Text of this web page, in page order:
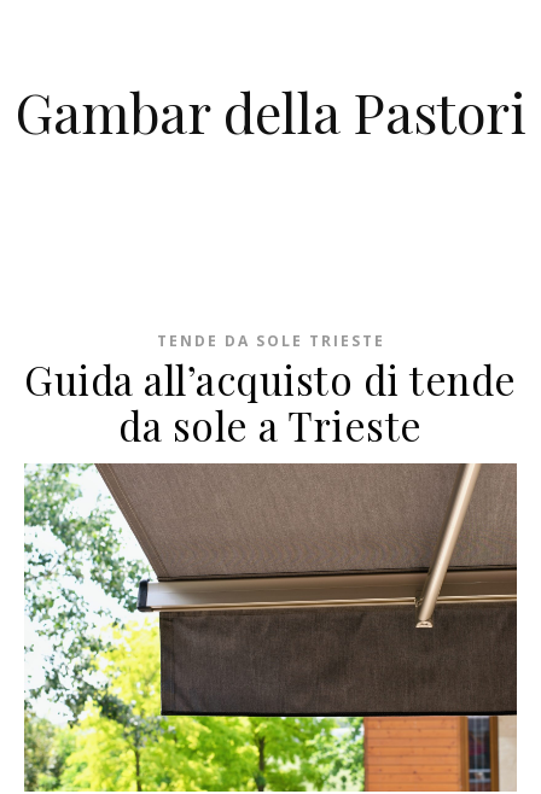
Gambar della Pastori
TENDE DA SOLE TRIESTE
Guida all’acquisto di tende
da sole a Trieste